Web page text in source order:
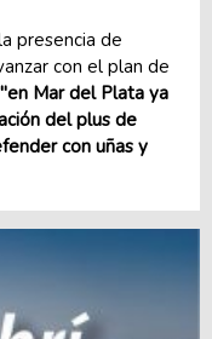
presencia de
con el plan de
"en Mar del Plata ya
del plus de
con uñas y